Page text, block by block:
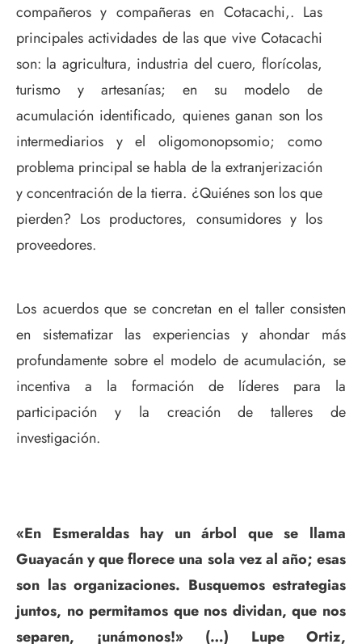
compañeros y compañeras en Cotacachi,. Las
principales actividades de las que vive Cotacachi
son: la agricultura, industria del cuero, florícolas,
turismo y artesanías; en su modelo de
acumulación identificado, quienes ganan son los
intermediarios y el oligomonopsomio; como
problema principal se habla de la extranjerización
y concentración de la tierra. ¿Quiénes son los que
pierden? Los productores, consumidores y los
proveedores.
Los acuerdos que se concretan en el taller consisten
en sistematizar las experiencias y ahondar más
profundamente sobre el modelo de acumulación, se
incentiva a la formación de líderes para la
participación y la creación de talleres de
investigación.
«En Esmeraldas hay un árbol que se llama
Guayacán y que florece una sola vez al año; esas
son las organizaciones. Busquemos estrategias
juntos, no permitamos que nos dividan, que nos
separen, ¡unámonos!» (…) Lupe Ortiz,